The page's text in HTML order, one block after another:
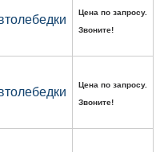
Цена по запросу.
Звоните!
Цена по запросу.
Звоните!